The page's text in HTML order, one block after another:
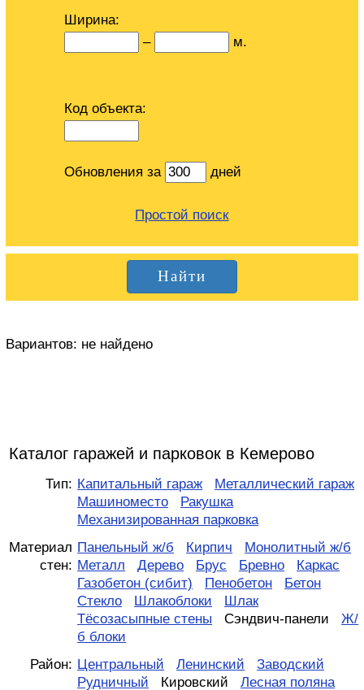
Ширина:
–
м.
Код объекта:
Обновления за дней
Простой поиск
Вариантов: не найдено
Каталог гаражей и парковок в Кемерово
Тип: Капитальный гараж
Металлический гараж
Машиноместо
Ракушка
Механизированная парковка
Материал
стен:
Панельный ж/б Кирпич
Монолитный ж/б
Металл
Дерево Брус Бревно
Каркас
Газобетон (сибит)
Пенобетон
Бетон
Стекло
Шлакоблоки
Шлак
Тёсозасыпные стены
Сэндвич-панели
Ж/
б блоки
Район: Центральный Ленинский
Заводский
Рудничный
Кировский Лесная поляна